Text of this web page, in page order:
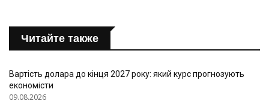
Читайте также
Вартість долара до кінця 2027 року: який курс прогнозують
економісти
09.08.2026